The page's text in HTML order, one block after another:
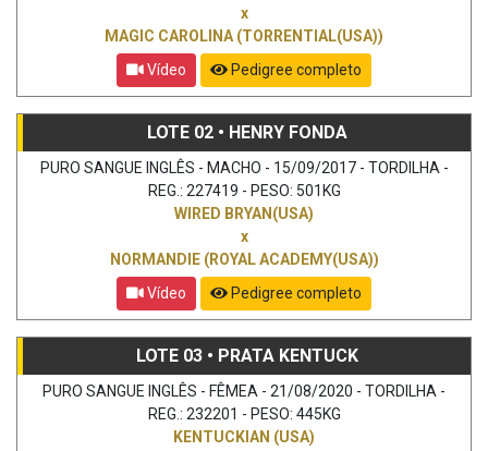
x
MAGIC CAROLINA (TORRENTIAL(USA))
Vídeo
Pedigree completo
LOTE 02 • HENRY FONDA
PURO SANGUE INGLÊS - MACHO - 15/09/2017 - TORDILHA -
REG.: 227419 - PESO: 501KG
WIRED BRYAN(USA)
x
NORMANDIE (ROYAL ACADEMY(USA))
Vídeo
Pedigree completo
LOTE 03 • PRATA KENTUCK
PURO SANGUE INGLÊS - FÊMEA - 21/08/2020 - TORDILHA -
REG.: 232201 - PESO: 445KG
KENTUCKIAN (USA)